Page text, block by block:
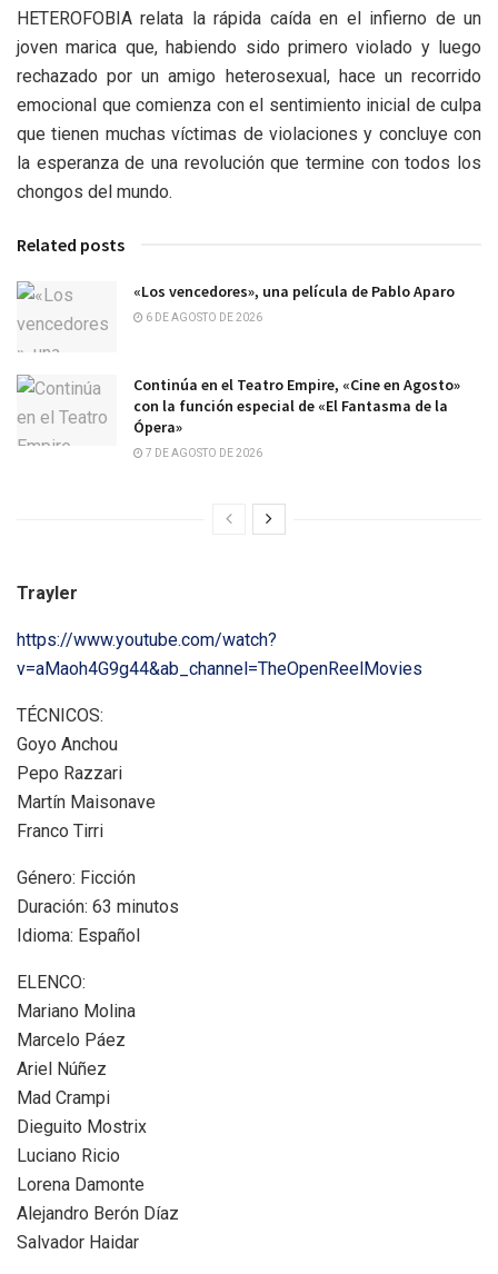
HETEROFOBIA relata la rápida caída en el infierno de un
joven marica que, habiendo sido primero violado y luego
rechazado por un amigo heterosexual, hace un recorrido
emocional que comienza con el sentimiento inicial de culpa
que tienen muchas víctimas de violaciones y concluye con
la esperanza de una revolución que termine con todos los
chongos del mundo.
Related posts
«Los vencedores», una película de Pablo Aparo
6 DE AGOSTO DE 2026
Continúa en el Teatro Empire, «Cine en Agosto»
con la función especial de «El Fantasma de la
Ópera»
7 DE AGOSTO DE 2026
Trayler
https://www.youtube.com/watch?
v=aMaoh4G9g44&ab_channel=TheOpenReelMovies
TÉCNICOS:
Goyo Anchou
Pepo Razzari
Martín Maisonave
Franco Tirri
Género: Ficción
Duración: 63 minutos
Idioma: Español
ELENCO:
Mariano Molina
Marcelo Páez
Ariel Núñez
Mad Crampi
Dieguito Mostrix
Luciano Ricio
Lorena Damonte
Alejandro Berón Díaz
Salvador Haidar